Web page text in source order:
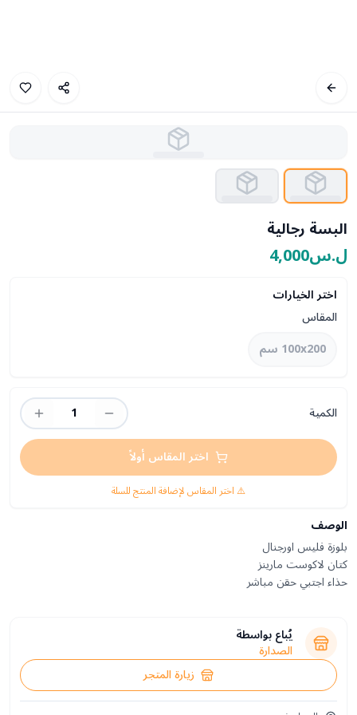
البسة رجالية
ل.س4,000
اختر الخيارات
المقاس
100x200 سم
الكمية
1
اختر المقاس أولاً
⚠️ اختر المقاس لإضافة المنتج للسلة
الوصف
حذاء اجتبي حقن مباشر
يُباع بواسطة
الصدارة
زيارة المتجر